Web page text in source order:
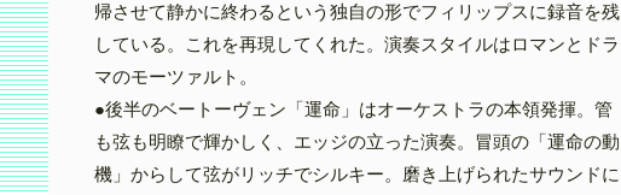
帰させて静かに終わるという独自の形でフィリップスに録音を残
している。これを再現してくれた。演奏スタイルはロマンとドラ
マのモーツァルト。
●後半のベートーヴェン「運命」はオーケストラの本領発揮。管
も弦も明瞭で輝かしく、エッジの立った演奏。冒頭の「運命の動
機」からして弦がリッチでシルキー。磨き上げられたサウンドに